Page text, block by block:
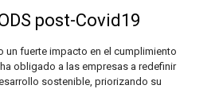
post-Covid19
un fuerte impacto en el cumplimiento
obligado a las empresas a redefinir
sostenible, priorizando su